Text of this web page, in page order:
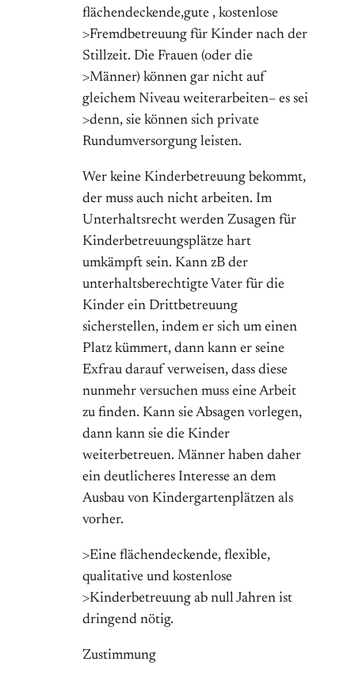
flächendeckende,gute , kostenlose
>Fremdbetreuung für Kinder nach der
Stillzeit. Die Frauen (oder die
>Männer) können gar nicht auf
gleichem Niveau weiterarbeiten– es sei
>denn, sie können sich private
Rundumversorgung leisten.
Wer keine Kinderbetreuung bekommt,
der muss auch nicht arbeiten. Im
Unterhaltsrecht werden Zusagen für
Kinderbetreuungsplätze hart
umkämpft sein. Kann zB der
unterhaltsberechtigte Vater für die
Kinder ein Drittbetreuung
sicherstellen, indem er sich um einen
Platz kümmert, dann kann er seine
Exfrau darauf verweisen, dass diese
nunmehr versuchen muss eine Arbeit
zu finden. Kann sie Absagen vorlegen,
dann kann sie die Kinder
weiterbetreuen. Männer haben daher
ein deutlicheres Interesse an dem
Ausbau von Kindergartenplätzen als
vorher.
>Eine flächendeckende, flexible,
qualitative und kostenlose
>Kinderbetreuung ab null Jahren ist
dringend nötig.
Zustimmung